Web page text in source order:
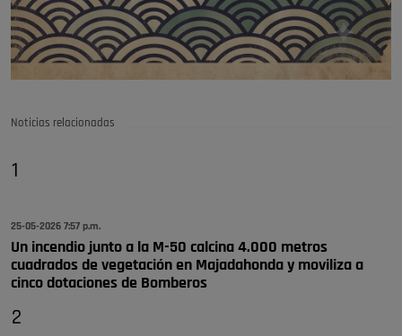
Noticias relacionadas
1
25-05-2026 7:57 p.m.
Un incendio junto a la M-50 calcina 4.000 metros
cuadrados de vegetación en Majadahonda y moviliza a
cinco dotaciones de Bomberos
2